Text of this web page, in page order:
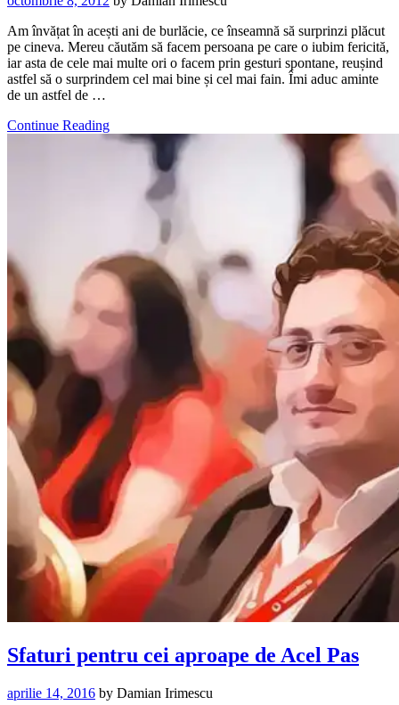
Am învățat în acești ani de burlăcie, ce înseamnă să surprinzi plăcut
pe cineva. Mereu căutăm să facem persoana pe care o iubim fericită,
iar asta de cele mai multe ori o facem prin gesturi spontane, reușind
astfel să o surprindem cel mai bine și cel mai fain. Îmi aduc aminte
de un astfel de …
Continue Reading
Sfaturi pentru cei aproape de Acel Pas
aprilie 14, 2016 by Damian Irimescu